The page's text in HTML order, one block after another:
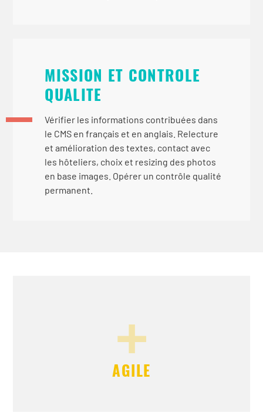
MISSION ET CONTROLE
QUALITE
Vérifier les informations contribuées dans
le CMS en français et en anglais. Relecture
et amélioration des textes, contact avec
les hôteliers, choix et resizing des photos
en base images. Opérer un contrôle qualité
permanent.
+
AGILE